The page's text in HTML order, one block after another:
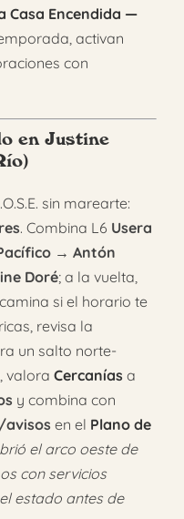
Casa Encendida —
activan
con
en Justine
sin marearte:
. Combina L6 Usera
→ Antón
Doré; a la vuelta,
si el horario te
revisa la
un salto norte-
valora Cercaníasa
y combina con
en el Plano de
el arco oeste de
con servicios
estado antes de